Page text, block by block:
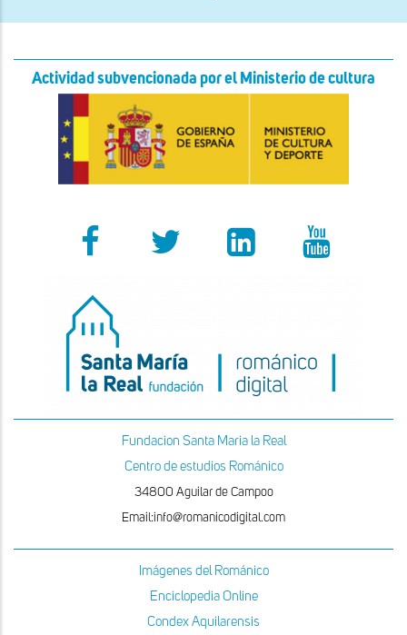
Actividad subvencionada por el Ministerio de cultura
Fundacion Santa Maria la Real
Centro de estudios Románico
34800 Aguilar de Campoo
Email:info@romanicodigital.com
Imágenes del Románico
Enciclopedia Online
Condex Aquilarensis